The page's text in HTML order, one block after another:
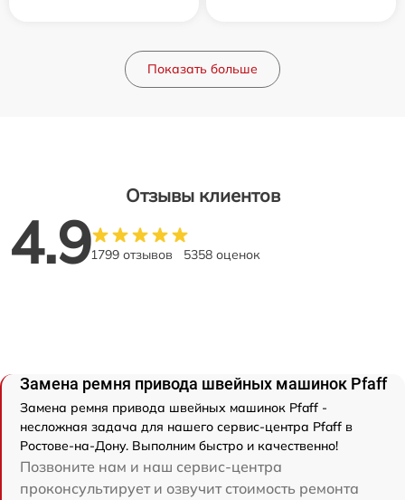
Показать больше
Отзывы клиентов
4.91799 отзывов 5358 оценок
Замена ремня привода швейных машинок Pfaff
Замена ремня привода швейных машинок Pfaff -
несложная задача для нашего сервис-центра Pfaff в
Ростове-на-Дону. Выполним быстро и качественно!
Позвоните нам и наш сервис-центра
проконсультирует и озвучит стоимость ремонта